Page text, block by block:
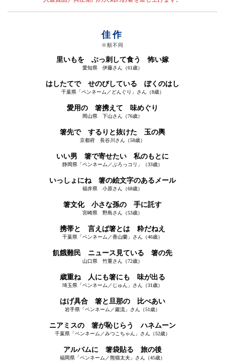
佳作
※順不同
里いもを ぶっ刺して食う 怖い嫁
愛知県 伊藤さん（61歳）
はしたてで せのびしている ぼくのはし
千葉県「ペンネーム／どんぐり」さん（8歳）
愛用の 箸携えて 味めぐり
岡山県 下山さん（76歳）
箸先で するりと抜けた 玉の輿
京都府 長谷川さん（58歳）
いい男 箸で寄せたい 私のもとに
静岡県「ペンネーム／ぶろっコリ」（33歳）
いっしょにね 箸の絵文字のあるメール
福井県 小原さん（68歳）
箸文化 小さな孫の 手に託す
宮崎県 野島さん（53歳）
携帯と 言えば箸とは 粋だねえ
千葉県「ペンネーム／香山蘭」さん（46歳）
飢餓難民 ニュース見ている 箸の先
山口県 竹重さん（72歳）
歳重ね 人にも箸にも 味が出る
埼玉県「ペンネーム／じゅん」さん（31歳）
はげ具合 箸と旦那の 比べあい
岩手県「ペンネーム／巖流」さん（51歳）
ニアミスの 箸が恥じらう ハネムーン
千葉県「ペンネーム／みつこちゃん」さん（52歳）
アルバムに 箸袋貼る 旅の後
福岡県「ペンネーム／熊猫太夫」さん（45歳）